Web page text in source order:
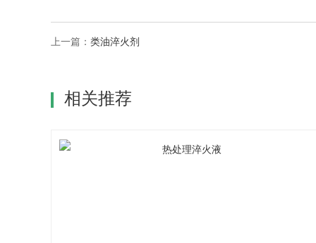
上一篇： 类油淬火剂
相关推荐